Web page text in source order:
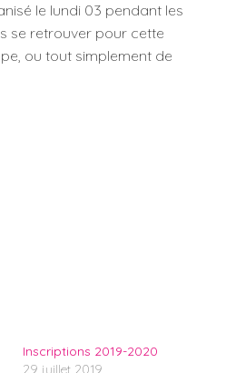
le lundi 03 pendant les
se retrouver pour cette
ou tout simplement de
Inscriptions 2019-2020
29 juillet 2019